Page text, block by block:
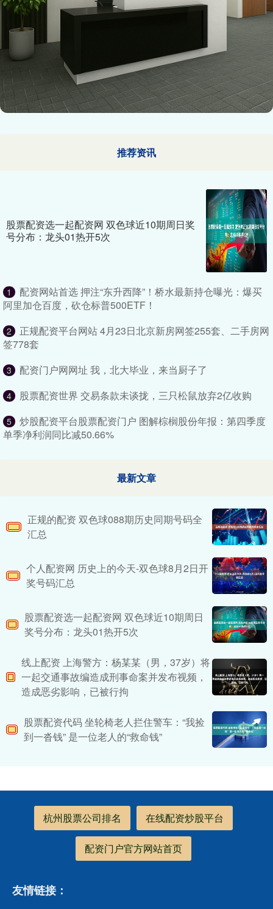
推荐资讯
股票配资选一起配资网 双色球近10期周日奖
号分布：龙头01热开5次
1
配资网站首选 押注“东升西降”！桥水最新持仓曝光：爆买
阿里加仓百度，砍仓标普500ETF！
2
正规配资平台网站 4月23日北京新房网签255套、二手房网
签778套
3 配资门户网网址 我，北大毕业，来当厨子了
4 股票配资世界 交易条款未谈拢，三只松鼠放弃2亿收购
5
炒股配资平台股票配资门户 图解棕榈股份年报：第四季度
单季净利润同比减50.66%
最新文章
正规的配资 双色球088期历史同期号码全
汇总
个人配资网 历史上的今天-双色球8月2日开
奖号码汇总
股票配资选一起配资网 双色球近10期周日
奖号分布：龙头01热开5次
线上配资 上海警方：杨某某（男，37岁）将
一起交通事故编造成刑事命案并发布视频，
造成恶劣影响，已被行拘
股票配资代码 坐轮椅老人拦住警车：“我捡
到一沓钱” 是一位老人的“救命钱”
杭州股票公司排名 在线配资炒股平台
配资门户官方网站首页
友情链接：